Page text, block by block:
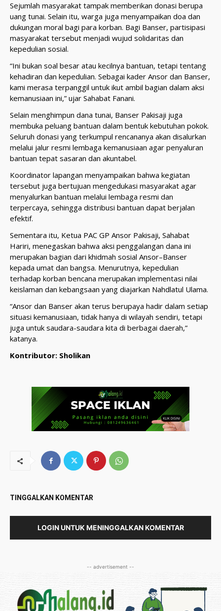
Sejumlah masyarakat tampak memberikan donasi berupa
uang tunai. Selain itu, warga juga menyampaikan doa dan
dukungan moral bagi para korban. Bagi Banser, partisipasi
masyarakat tersebut menjadi wujud solidaritas dan
kepedulian sosial.
“Ini bukan soal besar atau kecilnya bantuan, tetapi tentang
kehadiran dan kepedulian. Sebagai kader Ansor dan Banser,
kami merasa terpanggil untuk ikut ambil bagian dalam aksi
kemanusiaan ini,” ujar Sahabat Fanani.
Selain menghimpun dana tunai, Banser Pakisaji juga
membuka peluang bantuan dalam bentuk kebutuhan pokok.
Seluruh donasi yang terkumpul rencananya akan disalurkan
melalui jalur resmi lembaga kemanusiaan agar penyaluran
bantuan tepat sasaran dan akuntabel.
Koordinator lapangan menyampaikan bahwa kegiatan
tersebut juga bertujuan mengedukasi masyarakat agar
menyalurkan bantuan melalui lembaga resmi dan
terpercaya, sehingga distribusi bantuan dapat berjalan
efektif.
Sementara itu, Ketua PAC GP Ansor Pakisaji, Sahabat
Hariri, menegaskan bahwa aksi penggalangan dana ini
merupakan bagian dari khidmah sosial Ansor–Banser
kepada umat dan bangsa. Menurutnya, kepedulian
terhadap korban bencana merupakan implementasi nilai
keislaman dan kebangsaan yang diajarkan Nahdlatul Ulama.
“Ansor dan Banser akan terus berupaya hadir dalam setiap
situasi kemanusiaan, tidak hanya di wilayah sendiri, tetapi
juga untuk saudara-saudara kita di berbagai daerah,”
katanya.
Kontributor: Sholikan
TINGGALKAN KOMENTAR
LOGIN UNTUK MENINGGALKAN KOMENTAR
-- advertisement --